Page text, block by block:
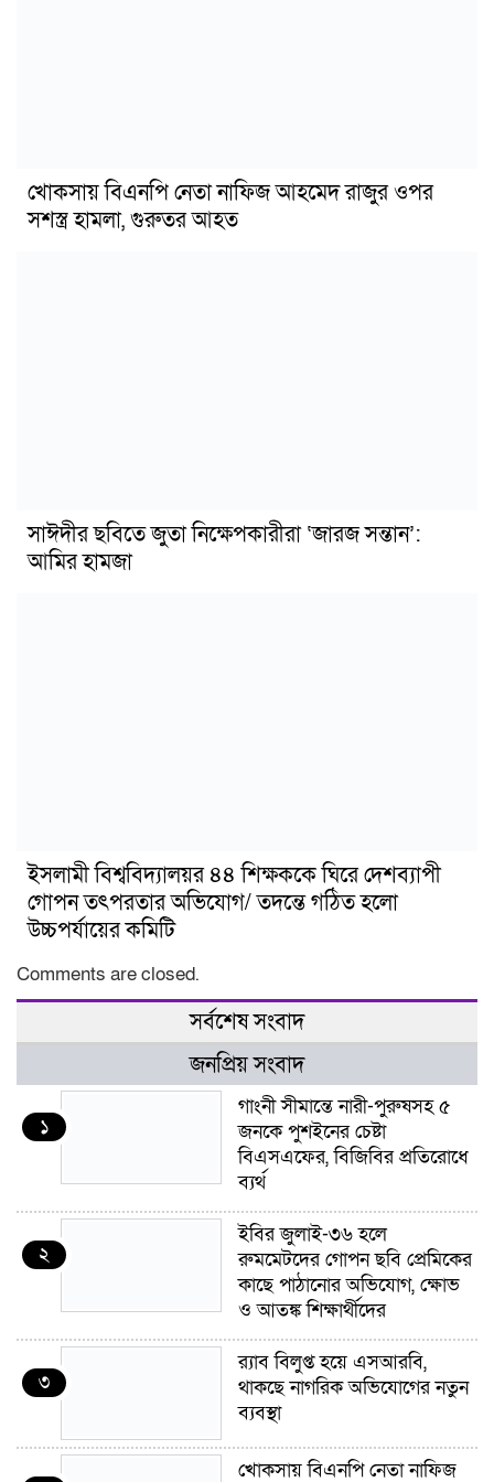
খোকসায় বিএনপি নেতা নাফিজ আহমেদ রাজুর ওপর
সশস্ত্র হামলা, গুরুতর আহত
সাঈদীর ছবিতে জুতা নিক্ষেপকারীরা ‘জারজ সন্তান’:
আমির হামজা
ইসলামী বিশ্ববিদ্যালয়র ৪৪ শিক্ষককে ঘিরে দেশব্যাপী
গোপন তৎপরতার অভিযোগ/ তদন্তে গঠিত হলো
উচ্চপর্যায়ের কমিটি
Comments are closed.
সর্বশেষ সংবাদ
জনপ্রিয় সংবাদ
১
গাংনী সীমান্তে নারী-পুরুষসহ ৫
জনকে পুশইনের চেষ্টা
বিএসএফের, বিজিবির প্রতিরোধে
ব্যর্থ
২
ইবির জুলাই-৩৬ হলে
রুমমেটদের গোপন ছবি প্রেমিকের
কাছে পাঠানোর অভিযোগ, ক্ষোভ
ও আতঙ্ক শিক্ষার্থীদের
৩
র‍্যাব বিলুপ্ত হয়ে এসআরবি,
থাকছে নাগরিক অভিযোগের নতুন
ব্যবস্থা
খোকসায় বিএনপি নেতা নাফিজ